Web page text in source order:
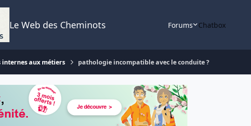
Le Web des Cheminots Forums Chatbox
internes aux métiers pathologie incompatible avec le conduite ?